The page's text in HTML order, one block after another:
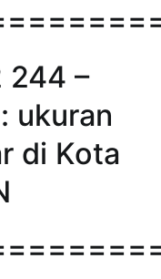
244 –
ukuran
di Kota